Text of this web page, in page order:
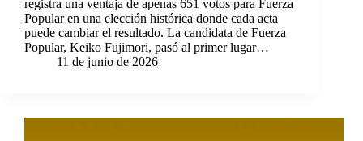
registra una ventaja de apenas 651 votos para Fuerza
Popular en una elección histórica donde cada acta
puede cambiar el resultado. La candidata de Fuerza
Popular, Keiko Fujimori, pasó al primer lugar…
11 de junio de 2026